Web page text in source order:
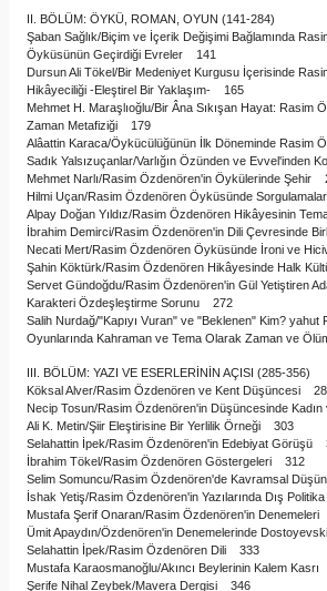
II. BÖLÜM: ÖYKÜ, ROMAN, OYUN (141-284)
Şaban Sağlık/Biçim ve İçerik Değişimi Bağlamında
Öyküsünün Geçirdiği Evreler 141
Dursun Ali Tökel/Bir Medeniyet Kurgusu İçerisinde
Hikâyeciliği -Eleştirel Bir Yaklaşım- 165
Mehmet H. Maraşlıoğlu/Bir Âna Sıkışan Hayat: Rasim
Zaman Metafiziği 179
Alâattin Karaca/Öykücülüğünün İlk Döneminde Rasim
Sadık Yalsızuçanlar/Varlığın Özünden ve
Mehmet Narlı/Rasim Özdenören'in Öykülerinde Şehir
Hilmi Uçan/Rasim Özdenören Öyküsünde
Alpay Doğan Yıldız/Rasim Özdenören Hikâyesinin
İbrahim Demirci/Rasim Özdenören'in Dili Çevresinde
Necati Mert/Rasim Özdenören Öyküsünde İroni ve
Şahin Köktürk/Rasim Özdenören Hikâyesinde Halk
Servet Gündoğdu/Rasim Özdenören'in Gül Yetiştiren
Karakteri Özdeşleştirme Sorunu 272
Salih Nurdağ/"Kapıyı Vuran" ve "Beklenen" Kim? yahut
Oyunlarında Kahraman ve Tema Olarak Zaman ve
III. BÖLÜM: YAZI VE ESERLERİNİN AÇISI (285-356)
Köksal Alver/Rasim Özdenören ve Kent Düşüncesi
Necip Tosun/Rasim Özdenören'in Düşüncesinde
Ali K. Metin/Şiir Eleştirisine Bir Yerlilik Örneği 303
Selahattin İpek/Rasim Özdenören'in Edebiyat Görüşü
İbrahim Tökel/Rasim Özdenören Göstergeleri 312
Selim Somuncu/Rasim Özdenören'de Kavramsal
İshak Yetiş/Rasim Özdenören'in Yazılarında Dış
Mustafa Şerif Onaran/Rasim Özdenören'in
Ümit Apaydın/Özdenören'in Denemelerinde
Selahattin İpek/Rasim Özdenören Dili 333
Mustafa Karaosmanoğlu/Akıncı Beylerinin Kalem
Şerife Nihal Zeybek/Mavera Dergisi 346